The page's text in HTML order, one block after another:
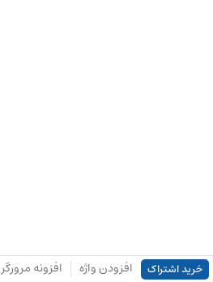
خرید اشتراک افزودن واژه افزونه مرورگر